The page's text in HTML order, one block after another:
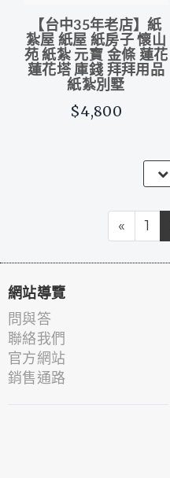
【台中35年老店】紙
紮屋 紙屋 紙房子 懷山
苑 紙紮 元寶 金條 蓮花
蓮花塔 庫錢 拜拜用品
紙紮別墅
$4,800
« 1
網站導覽
問與答
聯絡我們
官方網站
銷售通路